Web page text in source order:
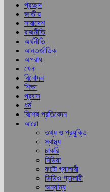
প্রচ্ছদ
জাতীয়
সারাদেশ
রাজনীতি
অর্থনীতি
আন্তর্জাতিক
অপরাধ
খেলা
বিনোদন
শিক্ষা
প্রবাস
ধর্ম
বিশেষ প্রতিবেদন
আরো
তথ্য ও প্রযুক্তি
স্বাস্থ্য
চাকরি
মিডিয়া
ফটো গ্যালারী
ভিডিও গ্যালারী
অন্যান্য